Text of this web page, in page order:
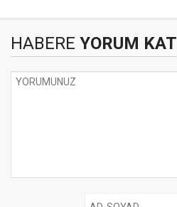
HABERE YORUM KAT